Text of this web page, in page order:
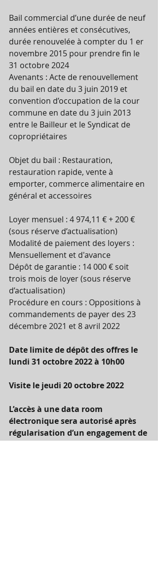
Bail commercial d’une durée de neuf
années entières et consécutives,
durée renouvelée à compter du 1 er
novembre 2015 pour prendre fin le
31 octobre 2024
Avenants : Acte de renouvellement
du bail en date du 3 juin 2019 et
convention d’occupation de la cour
commune en date du 3 juin 2013
entre le Bailleur et le Syndicat de
copropriétaires
Objet du bail : Restauration,
restauration rapide, vente à
emporter, commerce alimentaire en
général et accessoires
Loyer mensuel : 4 974,11 € + 200 €
(sous réserve d’actualisation)
Modalité de paiement des loyers :
Mensuellement et d'avance
Dépôt de garantie : 14 000 € soit
trois mois de loyer (sous réserve
d’actualisation)
Procédure en cours : Oppositions à
commandements de payer des 23
décembre 2021 et 8 avril 2022
Date limite de dépôt des offres le
lundi 31 octobre 2022 à 10h00
Visite le jeudi 20 octobre 2022
L’accès à une data room
électronique sera autorisé après
régularisation d’un engagement de